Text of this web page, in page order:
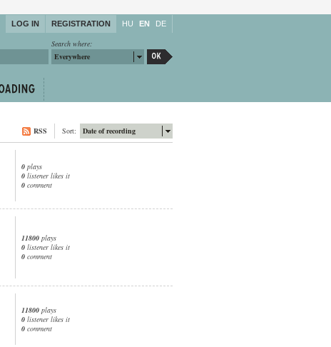
LOG IN REGISTRATION HU EN DE
Search where:
Everywhere
Date of recording
Sort:
RSS
0 plays
0 listener likes it
0 comment
11800 plays
0 listener likes it
0 comment
11800 plays
0 listener likes it
0 comment